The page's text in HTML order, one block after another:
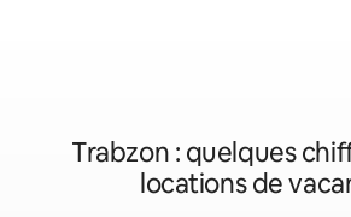
Trabzon : quelques
locations de